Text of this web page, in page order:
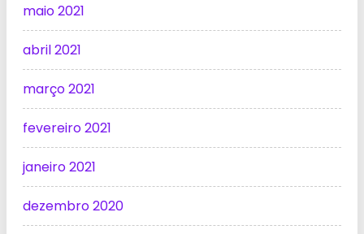
maio 2021
abril 2021
março 2021
fevereiro 2021
janeiro 2021
dezembro 2020